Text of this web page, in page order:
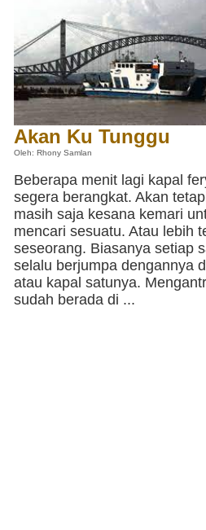
Akan Ku Tunggu
Oleh: Rhony Samlan
Beberapa menit lagi kapal
segera berangkat. Akan
masih saja kesana kemari
mencari sesuatu. Atau lebih
seseorang. Biasanya setiap
selalu berjumpa dengannya
atau kapal satunya.
sudah berada di ...